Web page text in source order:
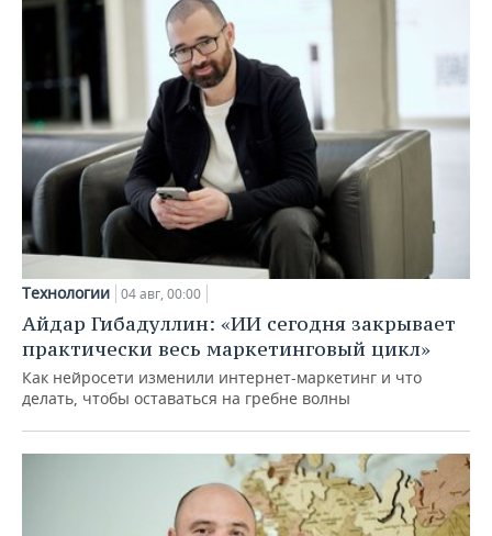
Технологии 04 авг, 00:00
Айдар Гибадуллин: «ИИ сегодня закрывает
практически весь маркетинговый цикл»
Как нейросети изменили интернет-маркетинг и что
делать, чтобы оставаться на гребне волны